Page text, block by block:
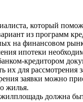
который
из программ
на финансовом
ипотеки
кредитором
их для рассмотрения
заявки можно
жилья.
должна